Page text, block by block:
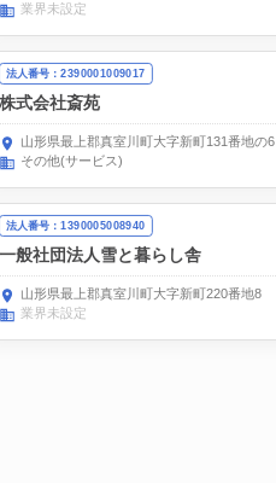
業界未設定
法人番号：2390001009017
株式会社斎苑
山形県最上郡真室川町大字新町131番地の6
その他(サービス)
法人番号：1390005008940
一般社団法人雪と暮らし舎
山形県最上郡真室川町大字新町220番地8
業界未設定